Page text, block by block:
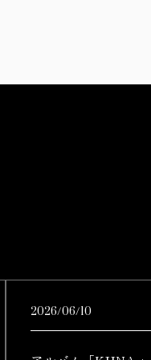
2026/06/10